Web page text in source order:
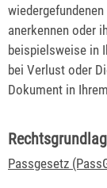
anerkennen oder
beispielsweise in
bei Verlust oder
Dokument in
Passgesetz